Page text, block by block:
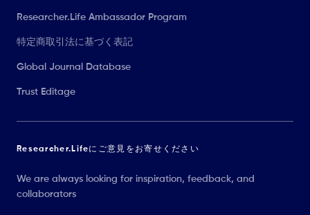
Researcher.Life Ambassador Program
特定商取引法に基づく表記
Global Journal Database
Trust Editage
Researcher.Lifeにご意見をお寄せください
We are always looking for inspiration, feedback, and
collaborators